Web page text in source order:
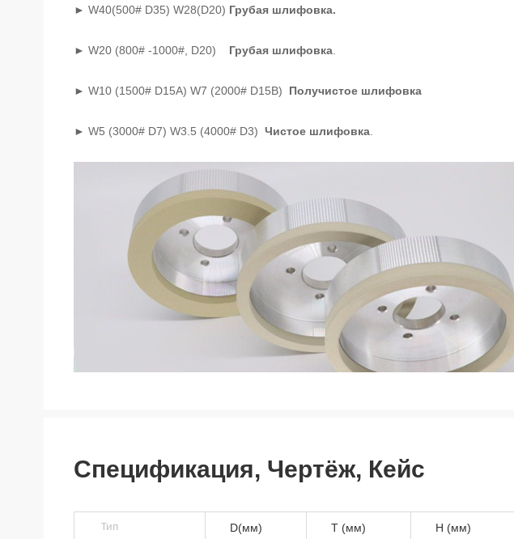
► W40(500# D35) W28(D20) Грубая шлифовка.
► W20 (800# -1000#, D20) Грубаяшлифовка.
► W10 (1500# D15A) W7 (2000# D15B) Получистое шлифовка
► W5 (3000# D7) W3.5 (4000# D3) Чистое шлифовка.
Спецификация, Чертёж, Кейс
Тип D(мм) T (мм) H (мм)